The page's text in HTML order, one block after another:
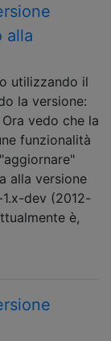
alla
utilizzando il
la versione:
vedo che la
funzionalità
alla versione
dev (2012-
è,